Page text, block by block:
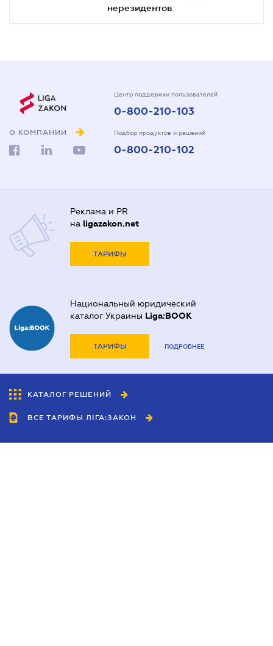
нерезидентов
О КОМПАНИИ
Центр поддержки пользователей
0-800-210-103
Подбор продуктов и решений
0-800-210-102
Реклама и PR
на ligazakon.net
ТАРИФЫ
Национальный юридический
каталог Украины Liga:BOOK
ТАРИФЫ ПОДРОБНЕЕ
КАТАЛОГ РЕШЕНИЙ
ВСЕ ТАРИФЫ ЛІГА:ЗАКОН